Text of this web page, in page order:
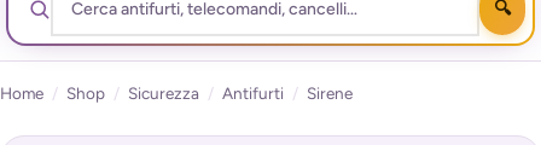
Home / Shop / Sicurezza / Antifurti / Sirene